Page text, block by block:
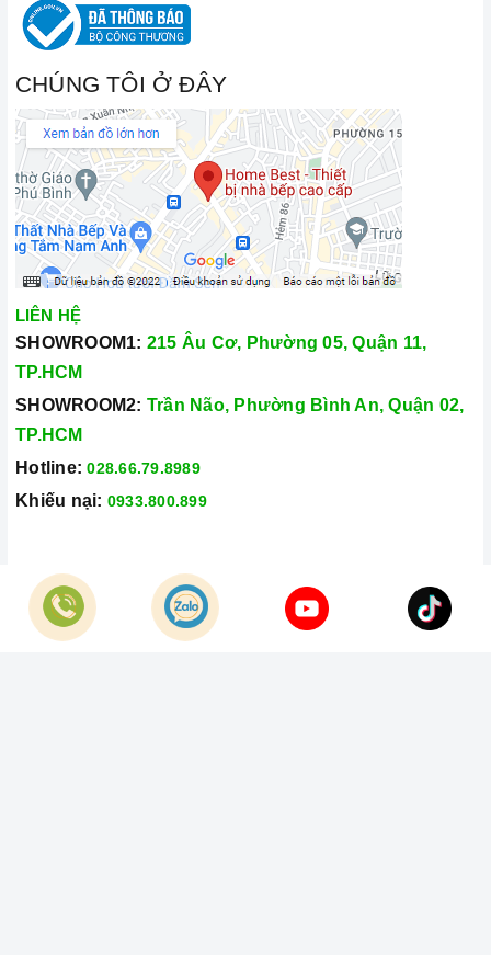
CHÚNG TÔI Ở ĐÂY
LIÊN HỆ
SHOWROOM1: 215 Âu Cơ, Phường 05, Quận 11,
TP.HCM
SHOWROOM2: Trần Não, Phường Bình An, Quận 02,
TP.HCM
Hotline: 028.66.79.8989
Khiếu nại: 0933.800.899
© Bản quyền thuộc vềCông Ty TNHH Home Best Việt Nam
Cung cấp bởi
Sapo